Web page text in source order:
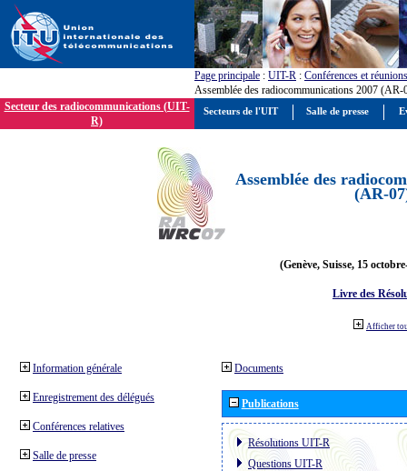
Page principale : UIT-R : Conférences et réunions
Assemblée des radiocommunications 2007 (AR-
Secteur des radiocommunications (UIT-
R)
Assemblée des
(AR-
(Genève, Suisse, 15
Livre des
Afficher
Information générale
Enregistrement des délégués
Conférences relatives
Salle de presse
Documents
Publications
Résolutions UIT-R
Questions UIT-R
Secteurs de l'UIT Salle de presse